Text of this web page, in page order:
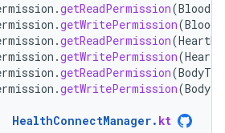
.getReadPermission(
.getWritePermission(
.getReadPermission(
.getWritePermission(
.getReadPermission(
.getWritePermission(
HealthConnectManager. kt